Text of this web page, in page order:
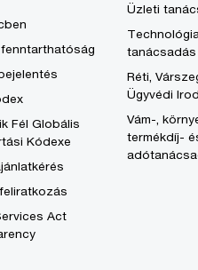
fenntarthatóság
Fél Globális
Kódexe
Act
Üzleti
tanácsadás
Réti,
Ügyvédi
Vám-,
termékdíj-